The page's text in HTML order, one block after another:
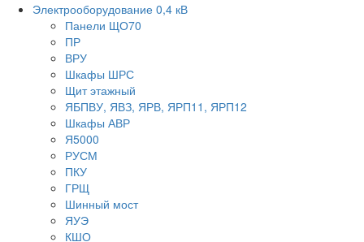
Электрооборудование 0,4 кВ
Панели ЩО70
ПР
ВРУ
Шкафы ШРС
Щит этажный
ЯБПВУ, ЯВЗ, ЯРВ, ЯРП11, ЯРП12
Шкафы АВР
Я5000
РУСМ
ПКУ
ГРЩ
Шинный мост
ЯУЭ
КШО